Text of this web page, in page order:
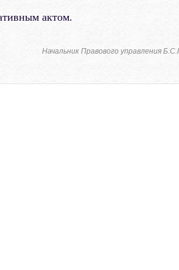
актом.
Начальник Правового управления